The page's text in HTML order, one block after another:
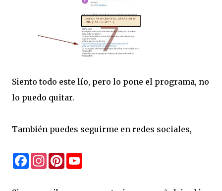
Siento todo este lío, pero lo pone el programa, no
lo puedo quitar.
También puedes seguirme en redes sociales,
F
a
I
n
P